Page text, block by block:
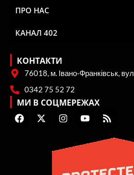
ПРО НАС
КАНАЛ 402
КОНТАКТИ
76018, м. Івано-Франківськ,
0342 75 52 72
МИ В СОЦМЕРЕЖАХ
F
a
X
-
I
n
a
Y
o
t
e
R
s